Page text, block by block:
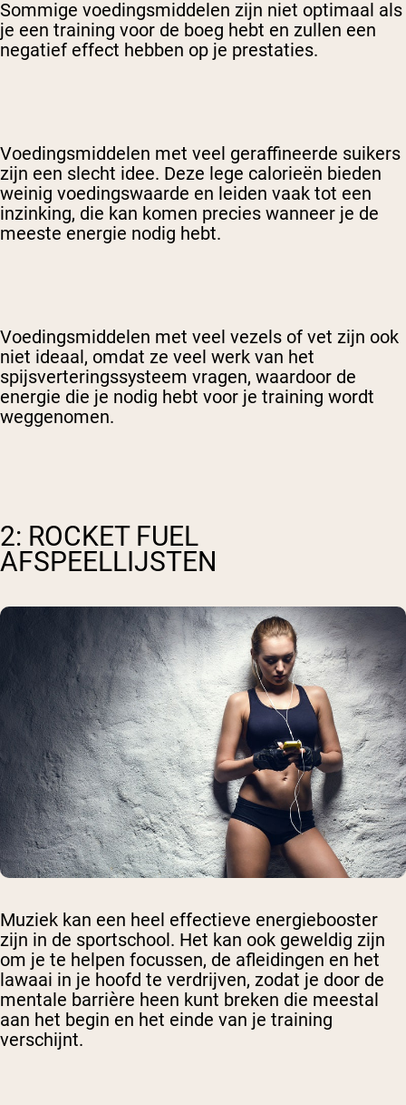
Sommige voedingsmiddelen zijn niet optimaal als
je een training voor de boeg hebt en zullen een
negatief effect hebben op je prestaties.
Voedingsmiddelen met veel geraffineerde suikers
zijn een slecht idee. Deze lege calorieën bieden
weinig voedingswaarde en leiden vaak tot een
inzinking, die kan komen precies wanneer je de
meeste energie nodig hebt.
Voedingsmiddelen met veel vezels of vet zijn ook
niet ideaal, omdat ze veel werk van het
spijsverteringssysteem vragen, waardoor de
energie die je nodig hebt voor je training wordt
weggenomen.
2: ROCKET FUEL
AFSPEELLIJSTEN
Muziek kan een heel effectieve energiebooster
zijn in de sportschool. Het kan ook geweldig zijn
om je te helpen focussen, de afleidingen en het
lawaai in je hoofd te verdrijven, zodat je door de
mentale barrière heen kunt breken die meestal
aan het begin en het einde van je training
verschijnt.